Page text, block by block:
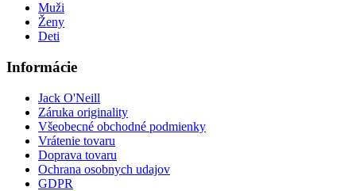
Muži
Ženy
Deti
Informácie
Jack O'Neill
Záruka originality
Všeobecné obchodné podmienky
Vrátenie tovaru
Doprava tovaru
Ochrana osobnych udajov
GDPR